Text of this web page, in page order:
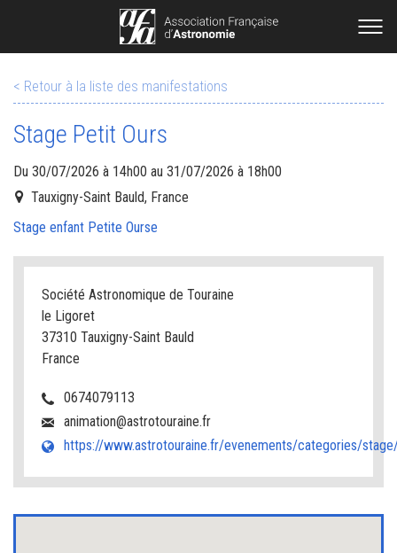
< Retour à la liste des manifestations
Stage Petit Ours
Du 30/07/2026 à 14h00 au 31/07/2026 à 18h00
Tauxigny-Saint Bauld, France
Stage enfant Petite Ourse
Société Astronomique de Touraine
le Ligoret
37310 Tauxigny-Saint Bauld
France
0674079113
animation@astrotouraine.fr
https://www.astrotouraine.fr/evenements/categories/